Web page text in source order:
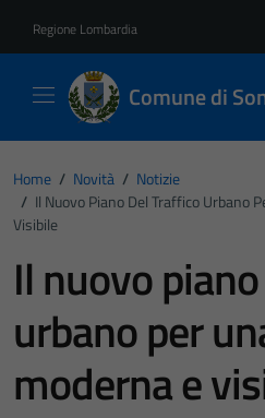
Regione Lombardia
Comune di
Home / Novità / Notizie
/ Il Nuovo Piano Del Traffico Urbano
Visibile
Il nuovo
urbano per
moderna e